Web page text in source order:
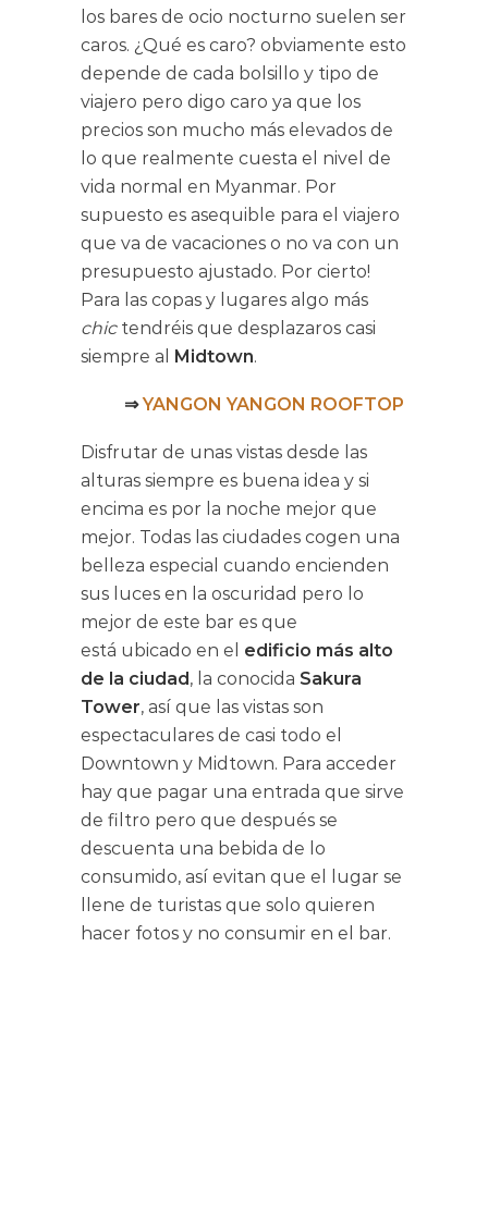
los bares de ocio nocturno suelen ser
caros. ¿Qué es caro? obviamente esto
depende de cada bolsillo y tipo de
viajero pero digo caro ya que los
precios son mucho más elevados de
lo que realmente cuesta el nivel de
vida normal en Myanmar. Por
supuesto es asequible para el viajero
que va de vacaciones o no va con un
presupuesto ajustado. Por cierto!
Para las copas y lugares algo más
chictendréis que desplazaros casi
siempre al Midtown.
⇒YANGON YANGON ROOFTOP
Disfrutar de unas vistas desde las
alturas siempre es buena idea y si
encima es por la noche mejor que
mejor. Todas las ciudades cogen una
belleza especial cuando encienden
sus luces en la oscuridad pero lo
mejor de este bar es que
está ubicado en el edificio más alto
de la ciudad, la conocida Sakura
Tower, así que las vistas son
espectaculares de casi todo el
Downtown y Midtown. Para acceder
hay que pagar una entrada que sirve
de filtro pero que después se
descuenta una bebida de lo
consumido, así evitan que el lugar se
llene de turistas que solo quieren
hacer fotos y no consumir en el bar.